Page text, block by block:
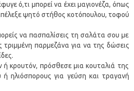
ό,τι μπορεί να έχει μαγιονέζα, όπως
ψητό στήθος κοτόπουλου, τοφού
να πασπαλίσεις τη σαλάτα σου με
παρμεζάνα για να της δώσεις
ή κρουτόν, πρόσθεσε μια κουταλιά της
ηλιόσπορους για γεύση και τραγανή